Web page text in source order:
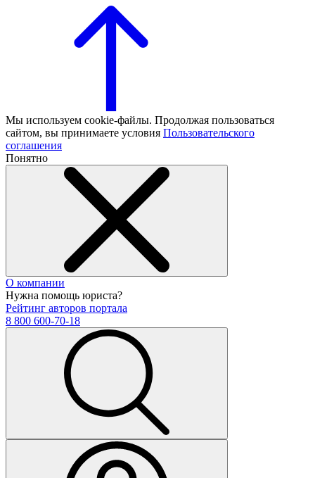
Мы используем cookie-файлы. Продолжая пользоваться
сайтом, вы принимаете условия Пользовательского
соглашения
Понятно
О компании
Нужна помощь юриста?
Рейтинг авторов портала
8 800 600-70-18